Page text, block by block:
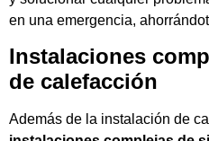
en una emergencia,
Instalaciones
de calefacción
Además de la instalación de